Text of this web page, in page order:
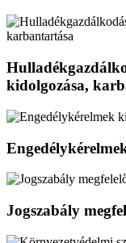
kidolgozása,
Jogszabály